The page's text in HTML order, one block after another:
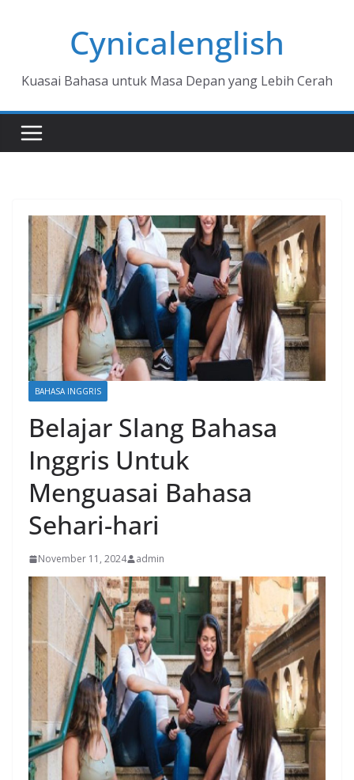
Cynicalenglish
Kuasai Bahasa untuk Masa Depan yang Lebih Cerah
BAHASA INGGRIS
Belajar Slang Bahasa
Inggris Untuk
Menguasai Bahasa
Sehari-hari
November 11, 2024 admin